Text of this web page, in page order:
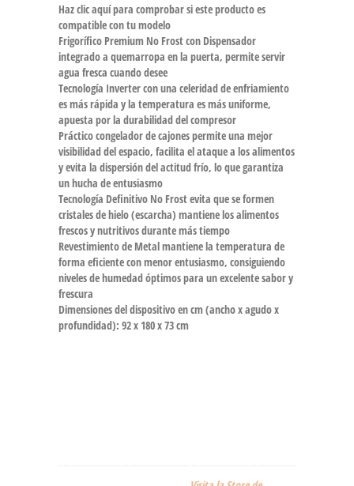
Haz clic aquí para comprobar si este producto es
compatible con tu modelo
Frigorífico Premium No Frost con Dispensador
integrado a quemarropa en la puerta, permite servir
agua fresca cuando desee
Tecnología Inverter con una celeridad de enfriamiento
es más rápida y la temperatura es más uniforme,
apuesta por la durabilidad del compresor
Práctico congelador de cajones permite una mejor
visibilidad del espacio, facilita el ataque a los alimentos
y evita la dispersión del actitud frío, lo que garantiza
un hucha de entusiasmo
Tecnología Definitivo No Frost evita que se formen
cristales de hielo (escarcha) mantiene los alimentos
frescos y nutritivos durante más tiempo
Revestimiento de Metal mantiene la temperatura de
forma eficiente con menor entusiasmo, consiguiendo
niveles de humedad óptimos para un excelente sabor y
frescura
Dimensiones del dispositivo en cm (ancho x agudo x
profundidad): 92 x 180 x 73 cm